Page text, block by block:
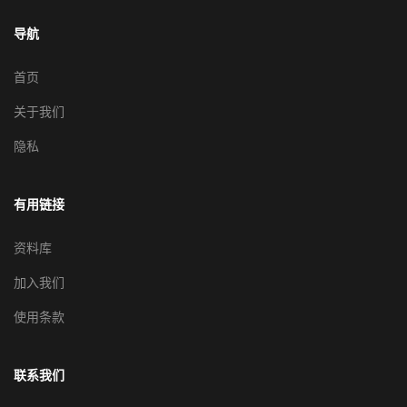
导航
首页
关于我们
隐私
有用链接
资料库
加入我们
使用条款
联系我们